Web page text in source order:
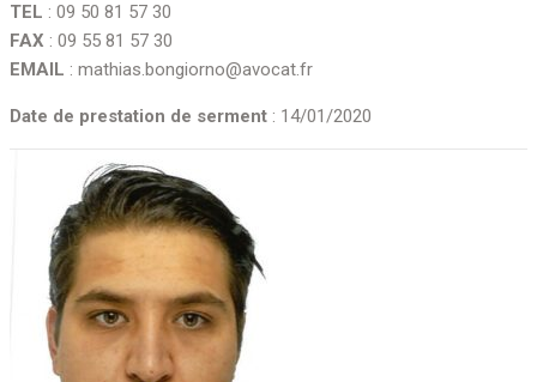
TEL : 09 50 81 57 30
FAX : 09 55 81 57 30
EMAIL : mathias.bongiorno@avocat.fr
Date de prestation de serment : 14/01/2020